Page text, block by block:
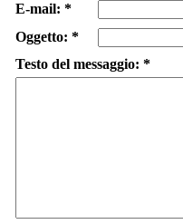
E-mail: *
Oggetto: *
Testo del messaggio: *